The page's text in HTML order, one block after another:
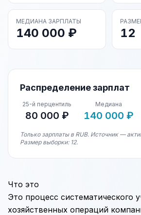
МЕДИАНА ЗАРПЛАТЫ
140 000 ₽ 12
Распределение зарплат
25-й перцентиль
80 000 ₽
Медиана
140 000 ₽
Только зарплаты в RUB. Источник —
Размер выборки: 12.
Что это
Это процесс систематического
хозяйственных операций